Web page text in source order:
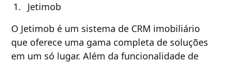
Jetimob
O Jetimob é um sistema de CRM imobiliário
que oferece uma gama completa de soluções
em um só lugar. Além da funcionalidade de